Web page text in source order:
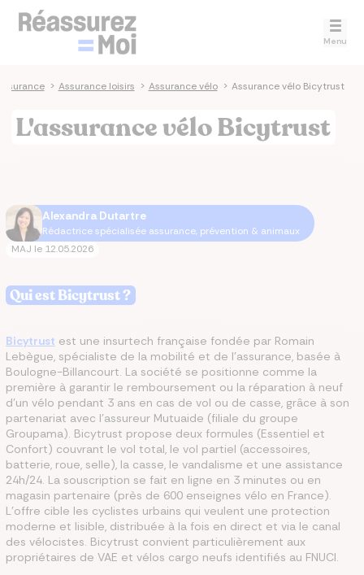
Menu
> Assurance loisirs > Assurance vélo > Assurance vélo Bicytrust
L'assurance vélo Bicytrust
Alexandra Dutartre
Rédactrice spécialisée assurance, prévention & animaux
MAJ le 12.05.2026
Qui est Bicytrust ?
Bicytrust est une insurtech française fondée par Romain
Lebègue, spécialiste de la mobilité et de l'assurance, basée à
Boulogne-Billancourt. La société se positionne comme la
première à garantir le remboursement ou la réparation à neuf
d'un vélo pendant 3 ans en cas de vol ou de casse, grâce à son
partenariat avec l'assureur Mutuaide (filiale du groupe
Groupama). Bicytrust propose deux formules (Essentiel et
Confort) couvrant le vol total, le vol partiel (accessoires,
batterie, roue, selle), la casse, le vandalisme et une assistance
24h/24. La souscription se fait en ligne en 3 minutes ou en
magasin partenaire (près de 600 enseignes vélo en France).
L'offre cible les cyclistes urbains qui veulent une protection
moderne et lisible, distribuée à la fois en direct et via le canal
des vélocistes. Bicytrust convient particulièrement aux
propriétaires de VAE et vélos cargo neufs identifiés au FNUCI.